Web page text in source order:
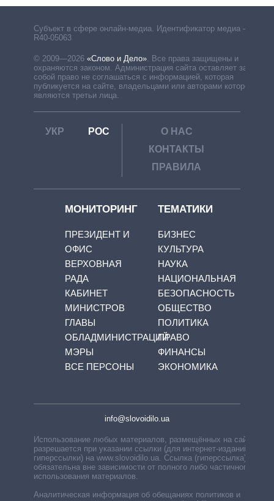
Субъект в сфере онлайн-медиа. Идентификатор медиа –
R40-05063
© 2009—2026 «Слово и Дело» Все права защищены и
охраняются законом. Администрация сайта оставляет за
собой право не соглашаться с информацией, которая
публикуется на сайте, владельцами или авторами которой
являются третьи лица.
УКР РОС
О НАС
КОНТАКТЫ
ПРАВИЛА
МОНИТОРИНГ
ПРЕЗИДЕНТ И
ОФИС
ВЕРХОВНАЯ
РАДА
КАБИНЕТ
МИНИСТРОВ
ГЛАВЫ
ОБЛАДМИНИСТРАЦИЙ
МЭРЫ
ВСЕ ПЕРСОНЫ
ТЕМАТИКИ
БИЗНЕС
КУЛЬТУРА
НАУКА
НАЦИОНАЛЬНАЯ
БЕЗОПАСНОСТЬ
ОБЩЕСТВО
ПОЛИТИКА
ПРАВО
ФИНАНСЫ
ЭКОНОМИКА
info@slovoidilo.ua
Использование любых материалов, размещённых на сайте,
разрешается при указании ссылки (для интернет-изданий —
гиперссылки) на www.slovoidilo.ua. Ссылка (гиперссылка)
обязательна вне зависимости от полного либо частичного
использования материалов.
Аналитическая информация об обещаниях политиков и